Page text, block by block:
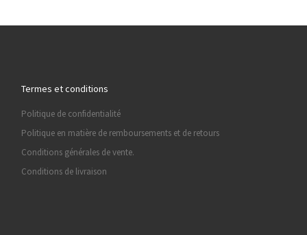
Termes et conditions
Politique de confidentialité
Politique en matière de remboursements et de retours
Conditions générales de vente.
Conditions de livraison